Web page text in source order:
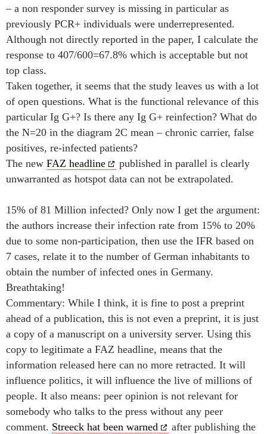
– a non responder survey is missing in particular as
previously PCR+ individuals were underrepresented.
Although not directly reported in the paper, I calculate the
response to 407/600=67.8% which is acceptable but not
top class.
Taken together, it seems that the study leaves us with a lot
of open questions. What is the functional relevance of this
particular Ig G+? Is there any Ig G+ reinfection? What do
the N=20 in the diagram 2C mean – chronic carrier, false
positives, re-infected patients?
The new FAZ headline
published in parallel is clearly
unwarranted as hotspot data can not be extrapolated.
15% of 81 Million infected? Only now I get the argument:
the authors increase their infection rate from 15% to 20%
due to some non-participation, then use the IFR based on
7 cases, relate it to the number of German inhabitants to
obtain the number of infected ones in Germany.
Breathtaking!
Commentary: While I think, it is fine to post a preprint
ahead of a publication, this is not even a preprint, it is just
a copy of a manuscript on a university server. Using this
copy to legitimate a FAZ headline, means that the
information released here can no more retracted. It will
influence politics, it will influence the live of millions of
people. It also means: peer opinion is not relevant for
somebody who talks to the press without any peer
comment. Streeck hat been warned
after publishing the